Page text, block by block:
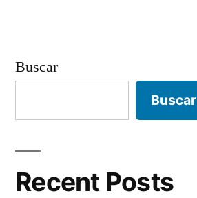
Buscar
Buscar
Recent Posts